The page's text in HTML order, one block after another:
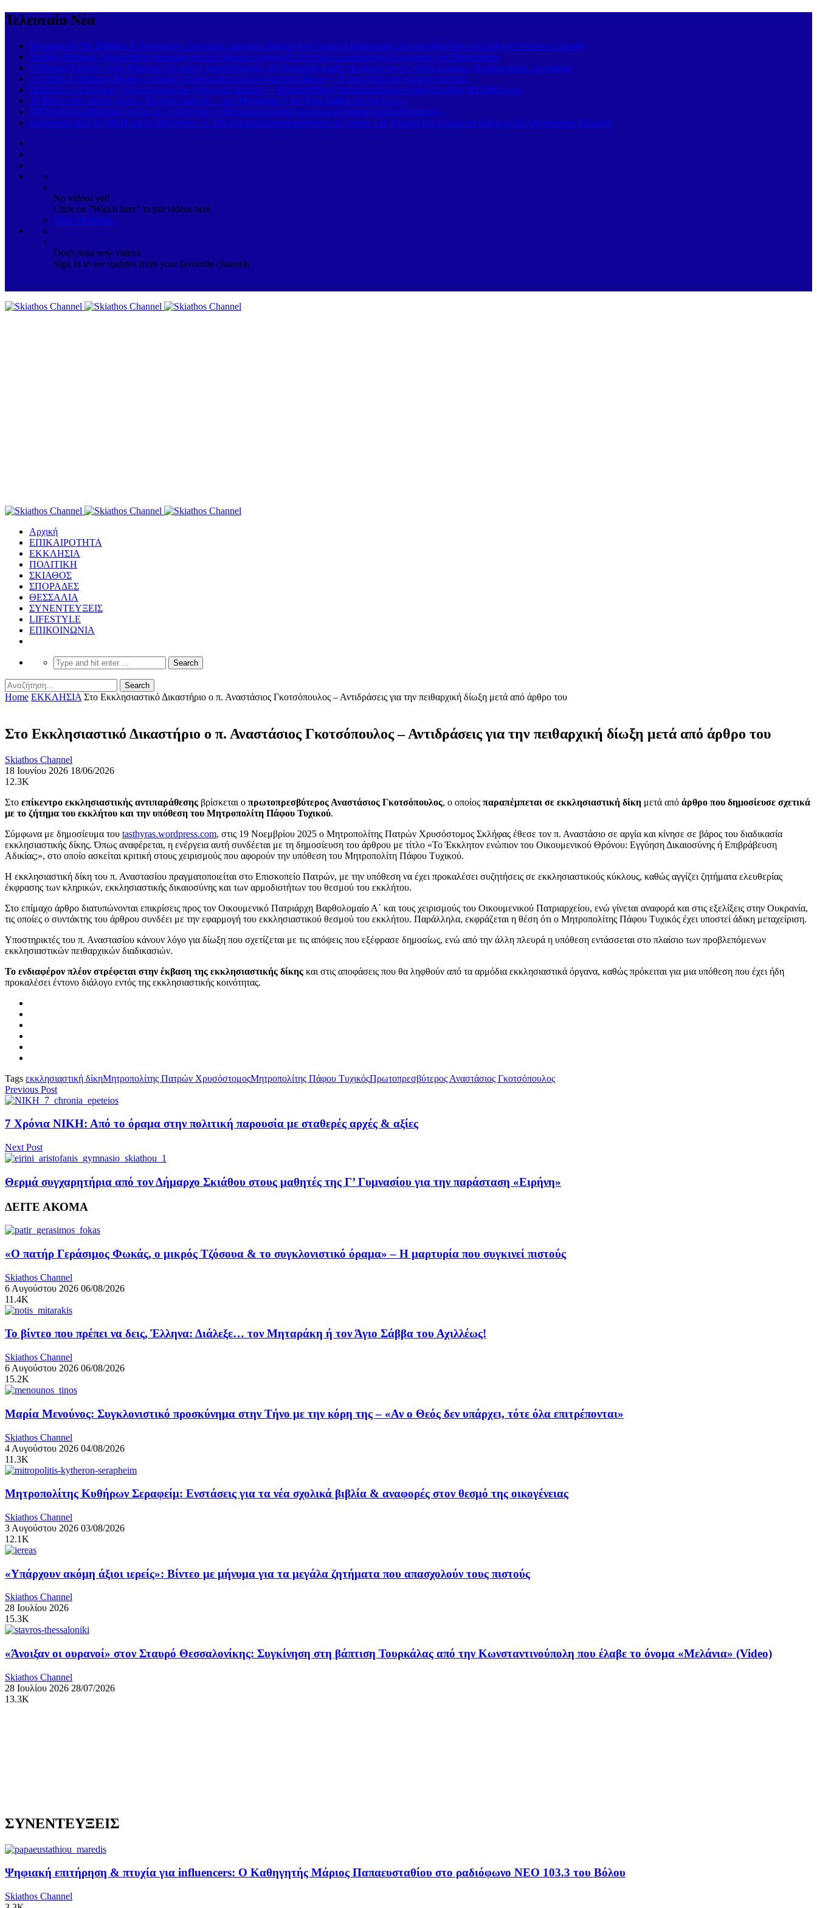
Τελευταία Νέα
Παρασκευή 7 & Σάββατο 8 Αυγούστου: Ζωντανές μουσικές βραδιές στο Carnayo Restaurant! Δύο μοναδικά live στο Alkyon Hotel στη Σκιάθο
Σκιάθος-Μονακό: Νέα διεθνής συμμαχία για τον βιώσιμο τουρισμό! Στο νησί η Διευθύντρια Τουρισμού του Πριγκιπάτου
Ο Μπόρις Τζόνσον στην Κάρυστο: Ο πρώην πρωθυπουργός της Βρετανίας έκανε τα ψώνια του σε σούπερ μάρκετ & χαιρετούσε τον κόσμο
«Ο πατήρ Γεράσιμος Φωκάς, ο μικρός Τζόσουα & το συγκλονιστικό όραμα» – Η μαρτυρία που συγκινεί πιστούς
Σκόπελος: «Χτύπημα» στο κύκλωμα του «κόκκινου χρυσού» – Κατασχέθηκαν προστατευόμενα κοράλλια αξίας 800.000 ευρώ
Το βίντεο που πρέπει να δεις, Έλληνα: Διάλεξε… τον Μηταράκη ή τον Άγιο Σάββα του Αχιλλέως!
ΝΙΚΗ κατά κυβέρνησης για τις νέες ταυτότητες: «Ηλεκτρονικό φακέλωμα χωρίς διαφάνεια & απαντήσεις»
Καμπανάκι από τη ΝΙΚΗ για τη Μαγνησία: «1.300 νέα περιστατικά καρκίνου τον χρόνο – Η περιοχή δεν μπορεί να μείνει χωρίς Ογκολογική Κλινική»
No videos yet!
Click on "Watch later" to put videos here
View all videos
Don't miss new videos
Sign in to see updates from your favourite channels
Αρχική
ΕΠΙΚΑΙΡΟΤΗΤΑ
ΕΚΚΛΗΣΙΑ
ΠΟΛΙΤΙΚΗ
ΣΚΙΑΘΟΣ
ΣΠΟΡΑΔΕΣ
ΘΕΣΣΑΛΙΑ
ΣΥΝΕΝΤΕΥΞΕΙΣ
LIFESTYLE
ΕΠΙΚΟΙΝΩΝΙΑ
Home ΕΚΚΛΗΣΙΑ Στο Εκκλησιαστικό Δικαστήριο ο π. Αναστάσιος Γκοτσόπουλος – Αντιδράσεις για την πειθαρχική δίωξη μετά από άρθρο του
Στο Εκκλησιαστικό Δικαστήριο ο π. Αναστάσιος Γκοτσόπουλος – Αντιδράσεις για την πειθαρχική δίωξη μετά από άρθρο του
Skiathos Channel
18 Ιουνίου 2026 18/06/2026
12.3K
Στο επίκεντρο εκκλησιαστικής αντιπαράθεσης βρίσκεται ο πρωτοπρεσβύτερος Αναστάσιος Γκοτσόπουλος, ο οποίος παραπέμπεται σε εκκλησιαστική δίκη μετά από άρθρο που δημοσίευσε σχετικά
με το ζήτημα του εκκλήτου και την υπόθεση του Μητροπολίτη Πάφου Τυχικού.
Σύμφωνα με δημοσίευμα του tasthyras.wordpress.com, στις 19 Νοεμβρίου 2025 ο Μητροπολίτης Πατρών Χρυσόστομος Σκλήφας έθεσε τον π. Αναστάσιο σε αργία και κίνησε σε βάρος του διαδικασία
εκκλησιαστικής δίκης. Όπως αναφέρεται, η ενέργεια αυτή συνδέεται με τη δημοσίευση του άρθρου με τίτλο «Το Έκκλητον ενώπιον του Οικουμενικού Θρόνου: Εγγύηση Δικαιοσύνης ή Επιβράβευση
Αδικίας;», στο οποίο ασκείται κριτική στους χειρισμούς που αφορούν την υπόθεση του Μητροπολίτη Πάφου Τυχικού.
Η εκκλησιαστική δίκη του π. Αναστασίου πραγματοποιείται στο Επισκοπείο Πατρών, με την υπόθεση να έχει προκαλέσει συζητήσεις σε εκκλησιαστικούς κύκλους, καθώς αγγίζει ζητήματα ελευθερίας
έκφρασης των κληρικών, εκκλησιαστικής δικαιοσύνης και των αρμοδιοτήτων του θεσμού του εκκλήτου.
Στο επίμαχο άρθρο διατυπώνονται επικρίσεις προς τον Οικουμενικό Πατριάρχη Βαρθολομαίο Α΄ και τους χειρισμούς του Οικουμενικού Πατριαρχείου, ενώ γίνεται αναφορά και στις εξελίξεις στην Ουκρανία,
τις οποίες ο συντάκτης του άρθρου συνδέει με την εφαρμογή του εκκλησιαστικού θεσμού του εκκλήτου. Παράλληλα, εκφράζεται η θέση ότι ο Μητροπολίτης Πάφου Τυχικός έχει υποστεί άδικη μεταχείριση.
Υποστηρικτές του π. Αναστασίου κάνουν λόγο για δίωξη που σχετίζεται με τις απόψεις που εξέφρασε δημοσίως, ενώ από την άλλη πλευρά η υπόθεση εντάσσεται στο πλαίσιο των προβλεπόμενων
εκκλησιαστικών πειθαρχικών διαδικασιών.
Το ενδιαφέρον πλέον στρέφεται στην έκβαση της εκκλησιαστικής δίκης και στις αποφάσεις που θα ληφθούν από τα αρμόδια εκκλησιαστικά όργανα, καθώς πρόκειται για μια υπόθεση που έχει ήδη
προκαλέσει έντονο διάλογο εντός της εκκλησιαστικής κοινότητας.
Tags εκκλησιαστική δίκηΜητροπολίτης Πατρών ΧρυσόστομοςΜητροπολίτης Πάφου ΤυχικόςΠρωτοπρεσβύτερος Αναστάσιος Γκοτσόπουλος
Previous Post
7 Χρόνια ΝΙΚΗ: Από το όραμα στην πολιτική παρουσία με σταθερές αρχές & αξίες
Next Post
Θερμά συγχαρητήρια από τον Δήμαρχο Σκιάθου στους μαθητές της Γ’ Γυμνασίου για την παράσταση «Ειρήνη»
ΔΕΙΤΕ ΑΚΟΜΑ
«Ο πατήρ Γεράσιμος Φωκάς, ο μικρός Τζόσουα & το συγκλονιστικό όραμα» – Η μαρτυρία που συγκινεί πιστούς
Skiathos Channel
6 Αυγούστου 2026 06/08/2026
11.4K
Το βίντεο που πρέπει να δεις, Έλληνα: Διάλεξε… τον Μηταράκη ή τον Άγιο Σάββα του Αχιλλέως!
Skiathos Channel
6 Αυγούστου 2026 06/08/2026
15.2K
Μαρία Μενούνος: Συγκλονιστικό προσκύνημα στην Τήνο με την κόρη της – «Αν ο Θεός δεν υπάρχει, τότε όλα επιτρέπονται»
Skiathos Channel
4 Αυγούστου 2026 04/08/2026
11.3K
Μητροπολίτης Κυθήρων Σεραφείμ: Ενστάσεις για τα νέα σχολικά βιβλία & αναφορές στον θεσμό της οικογένειας
Skiathos Channel
3 Αυγούστου 2026 03/08/2026
12.1K
«Υπάρχουν ακόμη άξιοι ιερείς»: Βίντεο με μήνυμα για τα μεγάλα ζητήματα που απασχολούν τους πιστούς
Skiathos Channel
28 Ιουλίου 2026
15.3K
«Άνοιξαν οι ουρανοί» στον Σταυρό Θεσσαλονίκης: Συγκίνηση στη βάπτιση Τουρκάλας από την Κωνσταντινούπολη που έλαβε το όνομα «Μελάνια» (Video)
Skiathos Channel
28 Ιουλίου 2026 28/07/2026
13.3K
ΣΥΝΕΝΤΕΥΞΕΙΣ
Ψηφιακή επιτήρηση & πτυχία για influencers: Ο Καθηγητής Μάριος Παπαευσταθίου στο ραδιόφωνο NEO 103.3 του Βόλου
Skiathos Channel